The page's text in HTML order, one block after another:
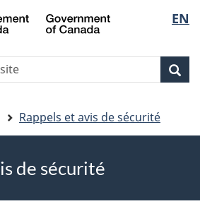
Skip
to
Skip
to
Passer
à
HTML
de
la
EN
Rappels et avis de sécurité
de sécurité